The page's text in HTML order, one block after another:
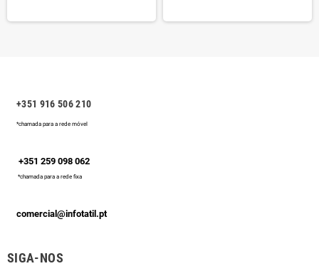
+351 916 506 210
*chamada para a rede móvel
+351 259 098 062
*chamada para a rede fixa
comercial@infotatil.pt
SIGA-NOS